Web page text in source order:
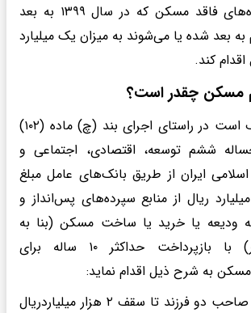
ساله برای خانواده‌های فاقد مسکن که در سال ۱۳۹۹ به بعد
بعد شده یا می‌شوند به میزان یک میلیارد
مسکن چقدر است؟
بانک مرکزی مکلف است در راستای اجرای بند (چ) ماده (۱۰۲)
ششم توسعه، اقتصادی، اجتماعی و
ایران از طریق بانک‌های عامل مبلغ
چهار هزار و ۶۰۰ میلیارد ریال از منابع سپرده‌های پس‌انداز و
ودیعه یا خرید یا ساخت مسکن (بنا به
درخواست خانوار) با بازپرداخت حداکثر ۱۰ ساله برای
به شرح ذیل اقدام نماید:
الف – خانوارهای صاحب دو فرزند تا سقف ۲ هزار میلیاردریال